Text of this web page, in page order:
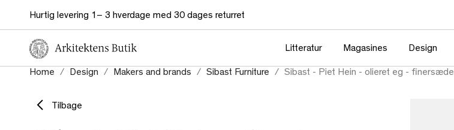
Hurtig levering 1– 3 hverdage med 30 dages returret
Litteratur Magasines Design
Home Design Makers and brands Sibast Furniture Sibast - Piet Hein - olieret eg - finersæde
Tilbage